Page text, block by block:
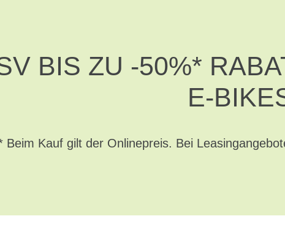
BIS ZU -50%*
E-
Beim Kauf gilt der Onlinepreis. Bei